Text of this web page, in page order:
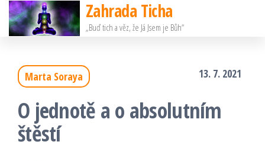
Přeskočit
na
Zahrada Ticha
„Buď tich a věz, že Já Jsem je Bůh“
Marta Soraya 13. 7. 2021
O jednotě a o absolutním
štěstí